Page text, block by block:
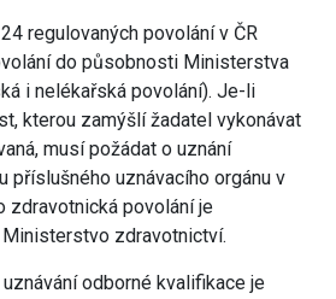
regulovaných povolání v ČR
do působnosti Ministerstva
i nelékařská povolání). Je-li
kterou zamýšlí žadatel vykonávat
musí požádat o uznání
příslušného uznávacího orgánu v
zdravotnická povolání je
zdravotnictví.
odborné kvalifikace je